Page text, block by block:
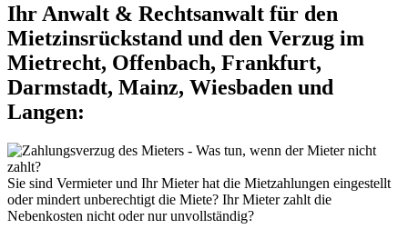
Ihr Anwalt & Rechtsanwalt für den
Mietzinsrückstand und den Verzug im
Mietrecht, Offenbach, Frankfurt,
Darmstadt, Mainz, Wiesbaden und
Langen:
Sie sind Vermieter und Ihr Mieter hat die Mietzahlungen eingestellt
oder mindert unberechtigt die Miete? Ihr Mieter zahlt die
Nebenkosten nicht oder nur unvollständig?